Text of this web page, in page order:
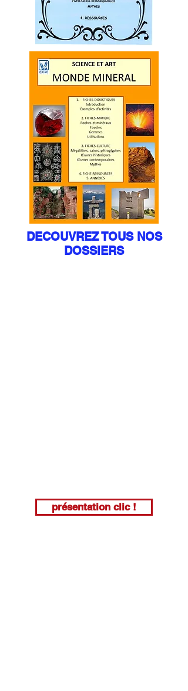
DECOUVREZ TOUS NOS
DOSSIERS
présentation clic !